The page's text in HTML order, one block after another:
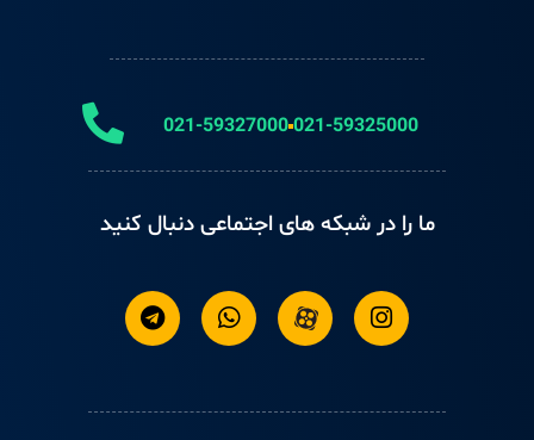
021-59325000
021-59327000
ما را در شبکه های اجتماعی دنبال کنید